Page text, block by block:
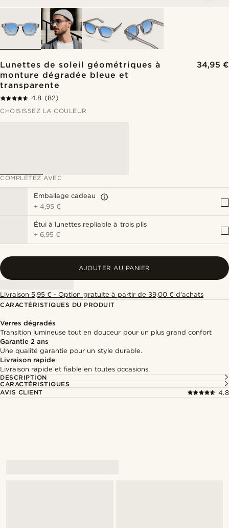
Lunettes de soleil géométriques à
monture dégradée bleue et
transparente
34,95 €
4.8 (82)
CHOISISSEZ LA COULEUR
COMPLÉTEZ AVEC
Emballage cadeau
+4,95 €
Étui à lunettes repliable à trois plis
+6,95 €
AJOUTER AU PANIER
Livraison 5,95 € - Option gratuite à partir de 39,00 € d'achats
CARACTÉRISTIQUES DU PRODUIT
Verres dégradés
Transition lumineuse tout en douceur pour un plus grand confort
Garantie 2 ans
Une qualité garantie pour un style durable.
Livraison rapide
Livraison rapide et fiable en toutes occasions.
DESCRIPTION
CARACTÉRISTIQUES
AVIS CLIENT
4.8